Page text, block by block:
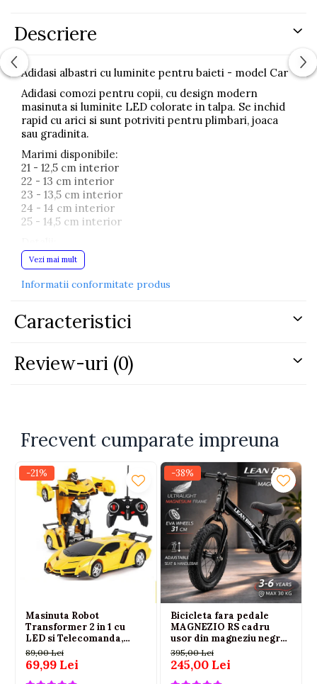
Descriere
Adidasi albastri cu luminite pentru baieti - model Car
Adidasi comozi pentru copii, cu design modern
masinuta si luminite LED colorate in talpa. Se inchid
rapid cu arici si sunt potriviti pentru plimbari, joaca
sau gradinita.
Marimi disponibile:
21 - 12,5 cm interior
22 - 13 cm interior
23 - 13,5 cm interior
24 - 14 cm interior
25 - 14,5 cm interior
Material tip piele ecologica
Talpa flexibila din cauciuc
Inchidere cu arici
Culoare: albastru
aproximativ 0,5 cm mai mare fata de talpa copilului
pentru confort.
Vezi mai mult
Informatii conformitate produs
Caracteristici
Review-uri (0)
Frecvent cumparate impreuna
-21%
Masinuta Robot
Transformer 2 in 1 cu
LED si Telecomanda,
Scara 1:18, Galbena, 6 ani+
89,00 Lei
69,99 Lei
-38%
Bicicleta fara pedale
MAGNEZIO RS cadru
usor din magneziu negru
3-6 ani
395,00 Lei
245,00 Lei